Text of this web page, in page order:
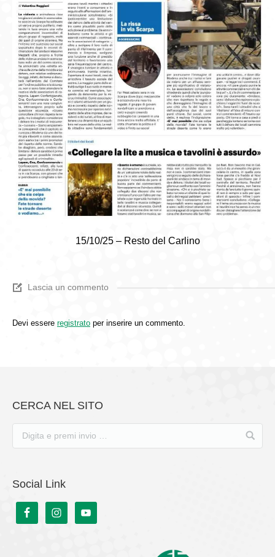
15/10/25 – Resto del Carlino
Lascia un commento
Devi essere registrato per inserire un commento.
CERCA NEL SITO
Social Link